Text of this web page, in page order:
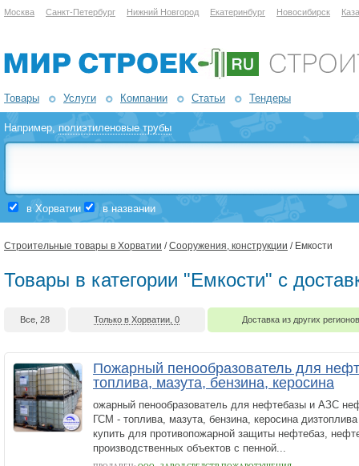
Москва Санкт-Петербург Нижний Новгород Екатеринбург Новосибирск
Товары Услуги Компании Статьи Тендеры
Например,полиэтиленовые трубы
в Хорватии в названии
Строительные товары в Хорватии /Сооружения, конструкции / Емкости
Товары в категории "Емкости" с
Все, 28 Только в Хорватии, 0 Доставка из других
Пожарный пенообразователь для
топлива, мазута, бензина, керосина
ожарный пенообразователь для нефтебазы и АЗС
ГСМ - топлива, мазута, бензина, керосина
купить для противопожарной защиты нефтебаз,
производственных объектов с пенной...